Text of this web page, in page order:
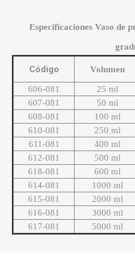
Especificaciones Vaso de
Código Volumen
606-081 25 ml
607-081
50 ml
608-081
100 ml
610-081
250 ml
611-081
400 ml
612-081
500 ml
618-081
600 ml
614-081
1000 ml
615-081
2000 ml
616-081
3000 ml
617-081
5000 ml